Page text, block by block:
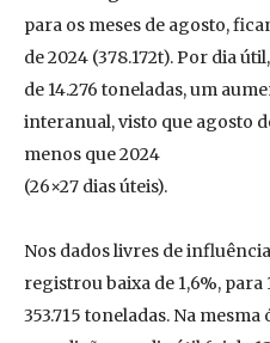
para os meses de agosto,
de 2024 (378.172t). Por dia
de 14.276 toneladas, um
interanual, visto que agosto
menos que 2024
(26×27 dias úteis).
Nos dados livres de
registrou baixa de 1,6%, para
353.715 toneladas. Na